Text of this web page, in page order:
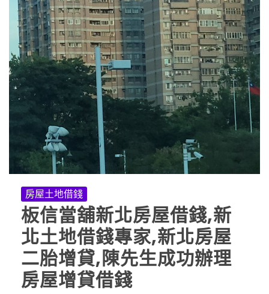
房屋土地借錢
板信當舖新北房屋借錢,新
北土地借錢專家,新北房屋
二胎增貸,陳先生成功辦理
房屋增貸借錢